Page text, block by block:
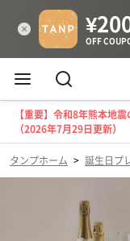
【重要】令和8年熊本地
（2026年7月29日更新）
タンプホーム > 誕生日プ